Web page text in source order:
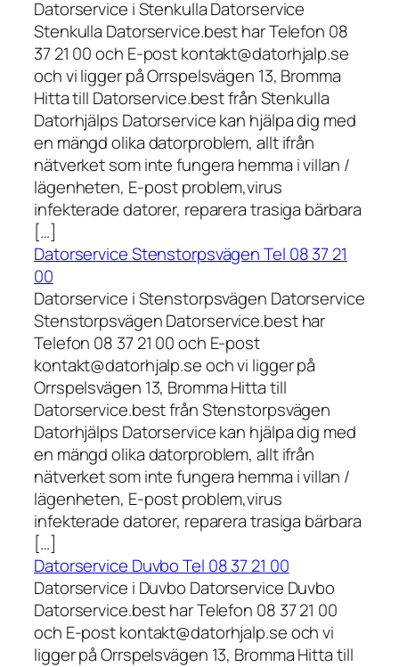
Datorservice i Stenkulla Datorservice
Stenkulla Datorservice.best har Telefon 08
37 21 00 och E-post kontakt@datorhjalp.se
och vi ligger på Orrspelsvägen 13, Bromma
Hitta till Datorservice.best från Stenkulla
Datorhjälps Datorservice kan hjälpa dig med
en mängd olika datorproblem, allt ifrån
nätverket som inte fungera hemma i villan /
lägenheten, E-post problem,virus
infekterade datorer, reparera trasiga bärbara
[…]
Datorservice Stenstorpsvägen Tel 08 37 21
00
Datorservice i Stenstorpsvägen Datorservice
Stenstorpsvägen Datorservice.best har
Telefon 08 37 21 00 och E-post
kontakt@datorhjalp.se och vi ligger på
Orrspelsvägen 13, Bromma Hitta till
Datorservice.best från Stenstorpsvägen
Datorhjälps Datorservice kan hjälpa dig med
en mängd olika datorproblem, allt ifrån
nätverket som inte fungera hemma i villan /
lägenheten, E-post problem,virus
infekterade datorer, reparera trasiga bärbara
[…]
Datorservice Duvbo Tel 08 37 21 00
Datorservice i Duvbo Datorservice Duvbo
Datorservice.best har Telefon 08 37 21 00
och E-post kontakt@datorhjalp.se och vi
ligger på Orrspelsvägen 13, Bromma Hitta till